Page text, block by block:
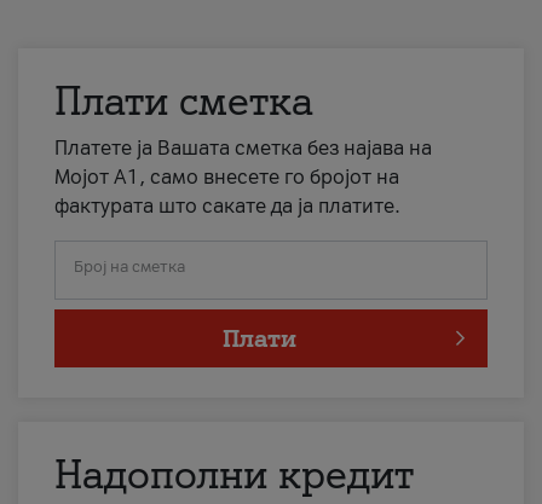
Плати сметка
Платете ја Вашата сметка без најава на
Мојот А1, само внесете го бројот на
фактурата што сакате да ја платите.
Број на сметка
Плати
Надополни кредит